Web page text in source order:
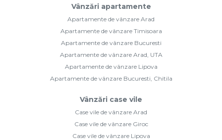
Vânzări apartamente
Apartamente de vânzare Arad
Apartamente de vânzare Timisoara
Apartamente de vânzare Bucuresti
Apartamente de vânzare Arad, UTA
Apartamente de vânzare Lipova
Apartamente de vânzare Bucuresti, Chitila
Vânzări case vile
Case vile de vânzare Arad
Case vile de vânzare Giroc
Case vile de vânzare Lipova